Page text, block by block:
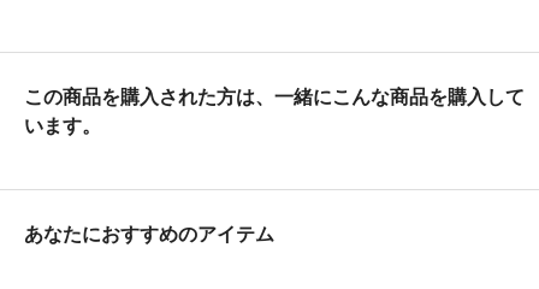
この商品を購入された方は、一緒にこんな商品を購入して
います。
あなたにおすすめのアイテム